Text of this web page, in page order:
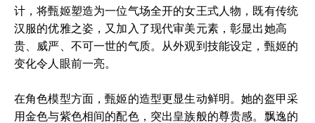
计，将甄姬塑造为一位气场全开的女王式人物，既有传统
汉服的优雅之姿，又加入了现代审美元素，彰显出她高
贵、威严、不可一世的气质。从外观到技能设定，甄姬的
变化令人眼前一亮。
在角色模型方面，甄姬的造型更显生动鲜明。她的盔甲采
用金色与紫色相间的配色，突出皇族般的尊贵感。飘逸的